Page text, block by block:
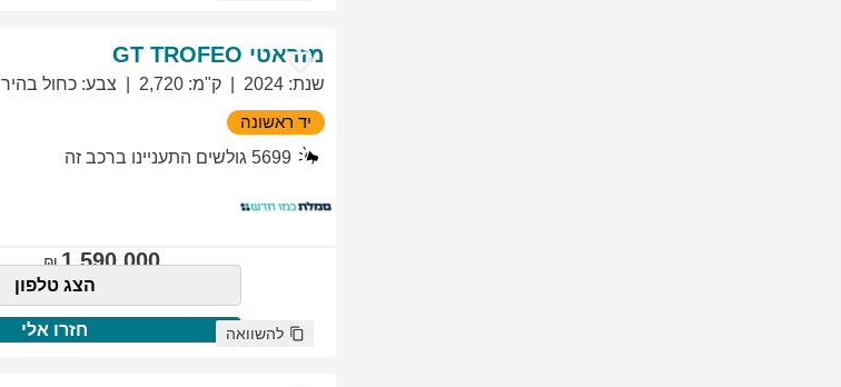
מזראטי GT TROFEO
שנת:
2024 ק"מ:
2,720 צבע: כחול בהיר
יד ראשונה
5699 גולשים התעניינו ברכב זה
1,590,000
הצג טלפון
חזרו אלי להשוואה